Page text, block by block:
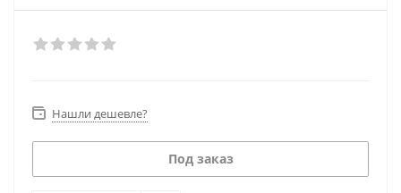
Нашли дешевле?
Под заказ